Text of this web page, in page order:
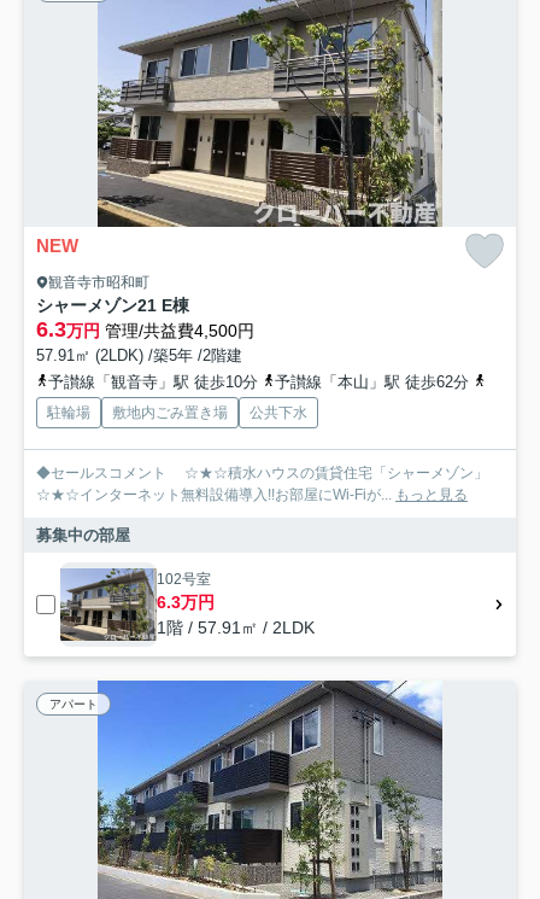
NEW
観音寺市昭和町
シャーメゾン21 E棟
6.3万円 管理/共益費4,500円
57.91㎡ (2LDK) /築5年 /2階建
予讃線「観音寺」駅 徒歩10分
予讃線「本山」駅 徒歩62分
駐輪場 敷地内ごみ置き場 公共下水
◆セールスコメント ☆★☆積水ハウスの賃貸住宅「シャーメゾン」
☆★☆インターネット無料設備導入!!お部屋にWi-Fiが... もっと見る
募集中の部屋
102号室
6.3万円
1階 / 57.91㎡ / 2LDK
アパート